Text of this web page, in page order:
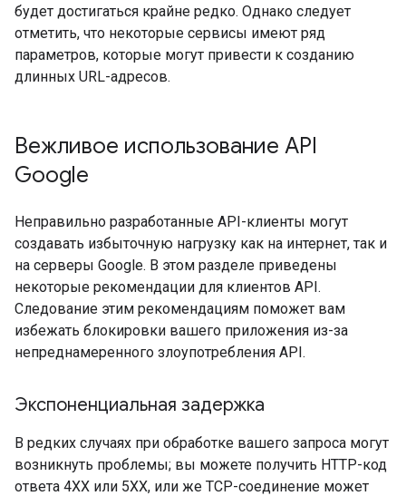
будет достигаться крайне редко. Однако следует
отметить, что некоторые сервисы имеют ряд
параметров, которые могут привести к созданию
длинных URL-адресов.
Вежливое использование API
Google
Неправильно разработанные API-клиенты могут
создавать избыточную нагрузку как на интернет, так и
на серверы Google. В этом разделе приведены
некоторые рекомендации для клиентов API.
Следование этим рекомендациям поможет вам
избежать блокировки вашего приложения из-за
непреднамеренного злоупотребления API.
Экспоненциальная задержка
В редких случаях при обработке вашего запроса могут
возникнуть проблемы; вы можете получить HTTP-код
ответа 4XX или 5XX, или же TCP-соединение может